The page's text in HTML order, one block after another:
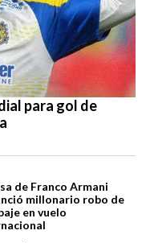
para gol de
de Franco Armani
millonario robo de
en vuelo